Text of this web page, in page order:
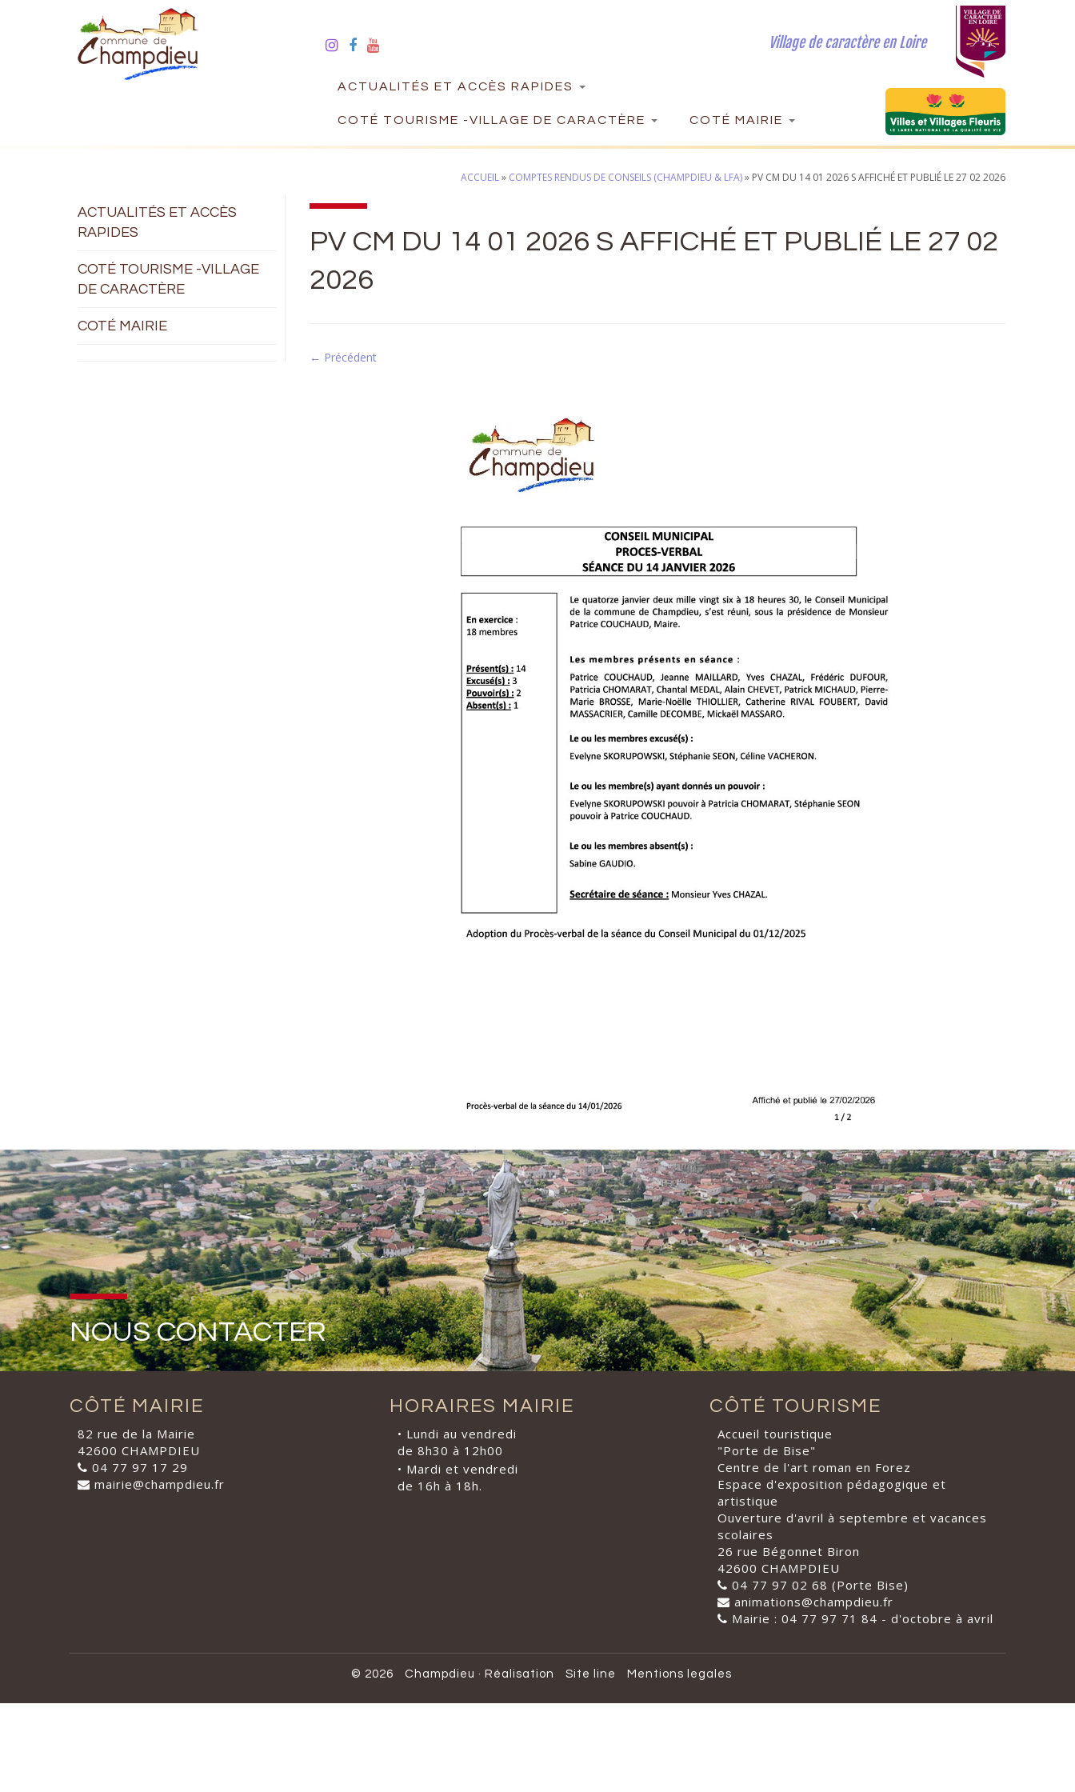
Village de caractère en Loire
ACTUALITÉS ET ACCÈS RAPIDES
COTÉ TOURISME -VILLAGE DE CARACTÈRE COTÉ MAIRIE
ACCUEIL» COMPTES RENDUS DE CONSEILS (CHAMPDIEU & LFA)» PV CM DU 14 01 2026 S AFFICHÉ ET PUBLIÉ LE 27 02 2026
ACTUALITÉS ET ACCÈS
RAPIDES
COTÉ TOURISME -VILLAGE
DE CARACTÈRE
COTÉ MAIRIE
PV CM DU 14 01 2026 S AFFICHÉ ET PUBLIÉ LE 27 02
2026
← Précédent
NOUS CONTACTER
CÔTÉ MAIRIE
82 rue de la Mairie
42600 CHAMPDIEU
04 77 97 17 29
mairie@champdieu.fr
HORAIRES MAIRIE
• Lundi au vendredi
de 8h30 à 12h00
• Mardi et vendredi
de 16h à 18h.
CÔTÉ TOURISME
Accueil touristique
"Porte de Bise"
Centre de l'art roman en Forez
Espace d'exposition pédagogique et
artistique
Ouverture d'avril à septembre et vacances
scolaires
26 rue Bégonnet Biron
42600 CHAMPDIEU
04 77 97 02 68 (Porte Bise)
animations@champdieu.fr
Mairie : 04 77 97 71 84 - d'octobre à avril
© 2026 Champdieu · Réalisation Site line Mentions legales